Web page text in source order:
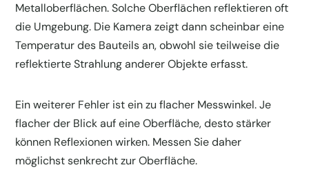
Metalloberflächen. Solche Oberflächen reflektieren oft
die Umgebung. Die Kamera zeigt dann scheinbar eine
Temperatur des Bauteils an, obwohl sie teilweise die
reflektierte Strahlung anderer Objekte erfasst.
Ein weiterer Fehler ist ein zu flacher Messwinkel. Je
flacher der Blick auf eine Oberfläche, desto stärker
können Reflexionen wirken. Messen Sie daher
möglichst senkrecht zur Oberfläche.